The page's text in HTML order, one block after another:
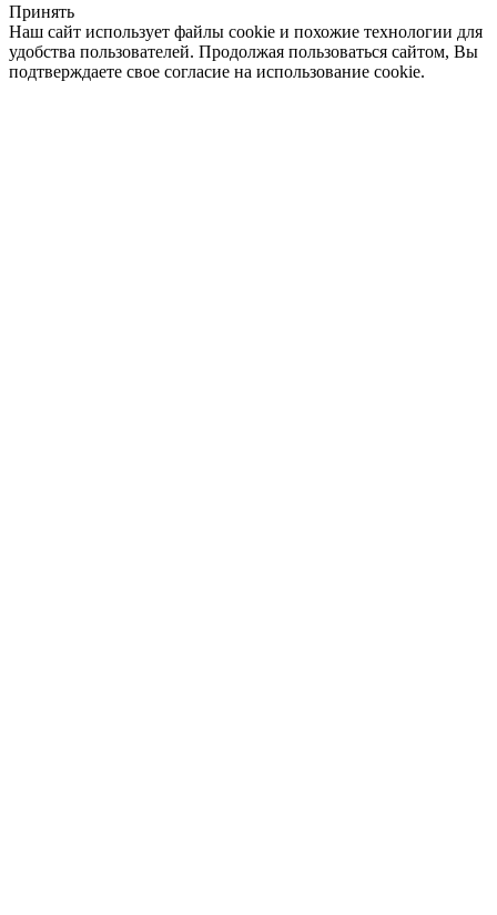
Принять
Наш сайт использует файлы cookie и похожие технологии для
удобства пользователей. Продолжая пользоваться сайтом, Вы
подтверждаете свое согласие на использование cookie.